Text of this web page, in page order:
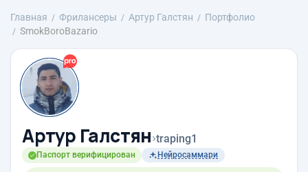
Главная Фрилансеры Артур Галстян
Портфолио
SmokBoroBazario
Артур Галстян›traping1
Паспорт верифицирован Нейросаммари